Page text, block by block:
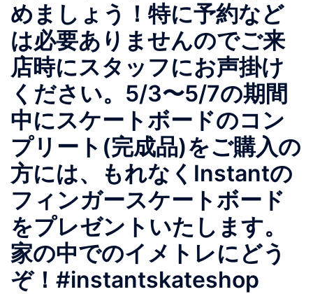
めましょう！特に予約など
は必要ありませんのでご来
店時にスタッフにお声掛け
ください。5/3〜5/7の期間
中にスケートボードのコン
プリート(完成品)をご購入の
方には、もれなくInstantの
フィンガースケートボード
をプレゼントいたします。
家の中でのイメトレにどう
ぞ！#instantskateshop